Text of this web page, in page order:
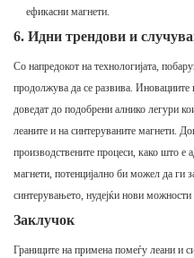
ефикасни магнети.
6. Идни трендови и
Со напредокот на технологијата,
продолжува да се развива. Иновациите
доведат до подобрени алнико легури
леаните и на синтеруваните магнети.
производствените процеси, како што е
магнети, потенцијално би можел да ги
синтерувањето, нудејќи нови
Заклучок
Границите на примена помеѓу леани и